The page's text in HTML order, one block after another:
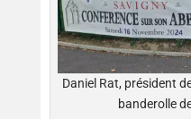
Daniel Rat, président
banderolle